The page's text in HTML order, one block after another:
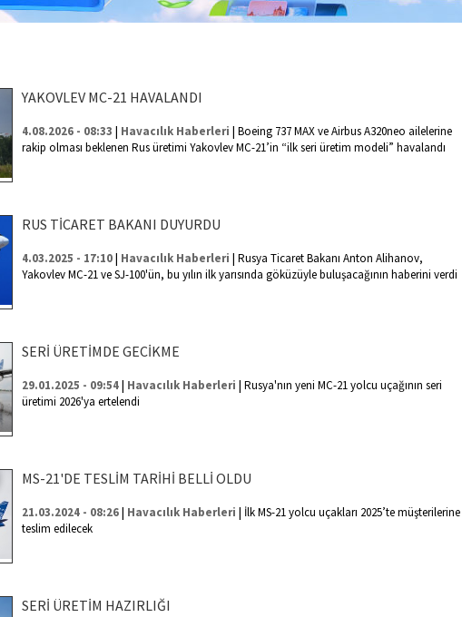
YAKOVLEV MC-21 HAVALANDI
4.08.2026 - 08:33 | Havacılık Haberleri | Boeing 737 MAX ve Airbus A320neo ailelerine
rakip olması beklenen Rus üretimi Yakovlev MC-21’in “ilk seri üretim modeli” havalandı
RUS TİCARET BAKANI DUYURDU
4.03.2025 - 17:10| Havacılık Haberleri | Rusya Ticaret Bakanı Anton Alihanov,
Yakovlev MC-21 ve SJ-100'ün, bu yılın ilk yarısında göküzüyle buluşacağının haberini verdi
SERİ ÜRETİMDE GECİKME
29.01.2025 - 09:54| Havacılık Haberleri | Rusya'nın yeni MC-21 yolcu uçağının seri
üretimi 2026'ya ertelendi
MS-21'DE TESLİM TARİHİ BELLİ OLDU
21.03.2024 - 08:26| Havacılık Haberleri | İlk MS-21 yolcu uçakları 2025’te müşterilerine
teslim edilecek
SERİ ÜRETİM HAZIRLIĞI